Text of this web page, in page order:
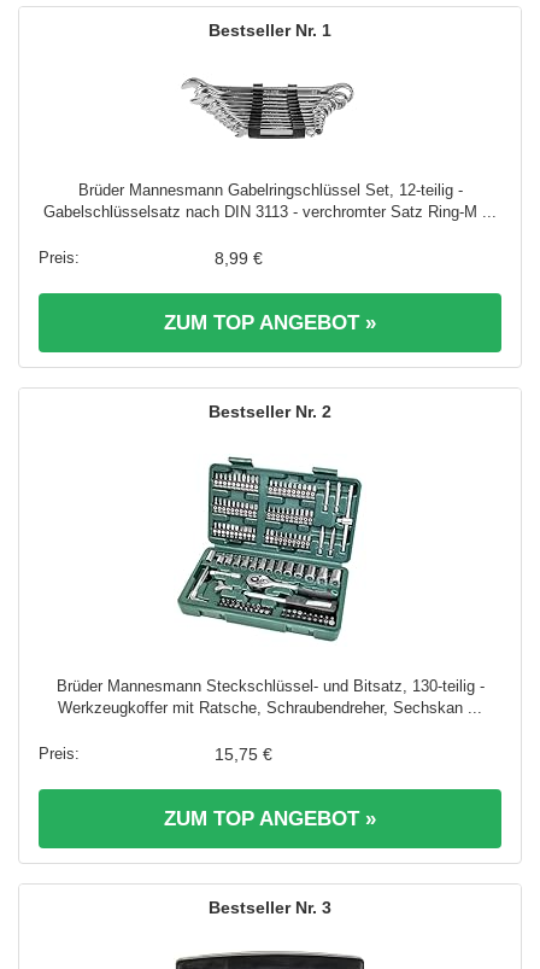
1
Brüder Mannesmann Gabelringschlüssel Set, 12-teilig -
Gabelschlüsselsatz nach DIN 3113 - verchromter Satz Ring-M ...
8,99 €
ZUM TOP ANGEBOT »
2
Brüder Mannesmann Steckschlüssel- und Bitsatz, 130-teilig -
Werkzeugkoffer mit Ratsche, Schraubendreher, Sechskan ...
15,75 €
ZUM TOP ANGEBOT »
3